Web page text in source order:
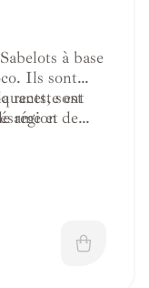
à base
Ils sont
recette est
et
sont
région de